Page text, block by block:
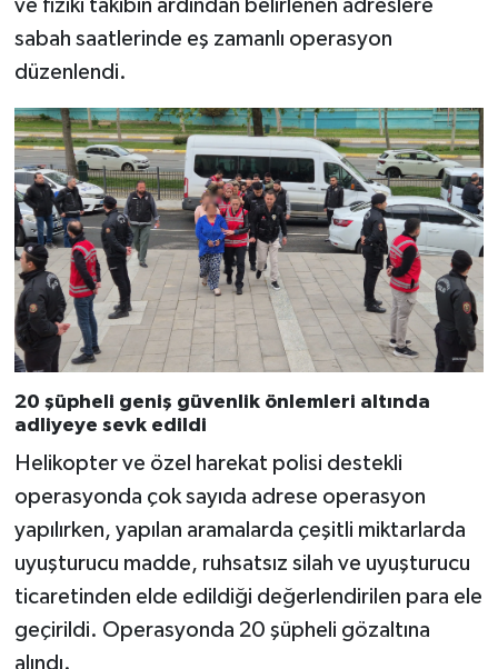
ve fiziki takibin ardından belirlenen adreslere
sabah saatlerinde eş zamanlı operasyon
düzenlendi.
20 şüpheli geniş güvenlik önlemleri altında
adliyeye sevk edildi
Helikopter ve özel harekat polisi destekli
operasyonda çok sayıda adrese operasyon
yapılırken, yapılan aramalarda çeşitli miktarlarda
uyuşturucu madde, ruhsatsız silah ve uyuşturucu
ticaretinden elde edildiği değerlendirilen para ele
geçirildi. Operasyonda 20 şüpheli gözaltına
alındı.